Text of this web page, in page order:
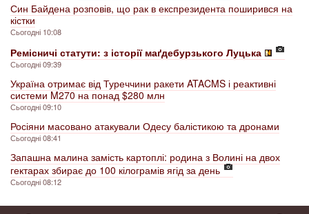
Син Байдена розповів, що рак в експрезидента поширився на
кістки
Сьогодні 10:08
Ремісничі статути: з історії маґдебурзького Луцька
Сьогодні 09:39
Україна отримає від Туреччини ракети ATACMS і реактивні
системи M270 на понад $280 млн
Сьогодні 09:10
Росіяни масовано атакували Одесу балістикою та дронами
Сьогодні 08:41
Запашна малина замість картоплі: родина з Волині на двох
гектарах збирає до 100 кілограмів ягід за день
Сьогодні 08:12